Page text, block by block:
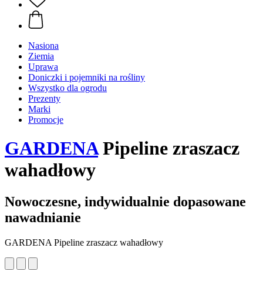
Nasiona
Ziemia
Uprawa
Doniczki i pojemniki na rośliny
Wszystko dla ogrodu
Prezenty
Marki
Promocje
GARDENAPipeline zraszacz
wahadłowy
Nowoczesne, indywidualnie dopasowane
nawadnianie
GARDENA Pipeline zraszacz wahadłowy